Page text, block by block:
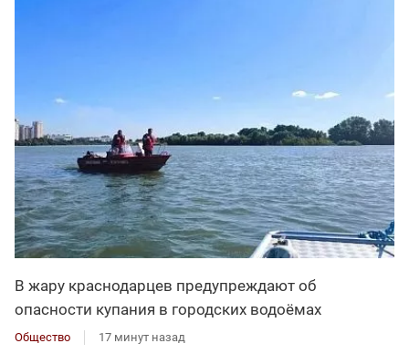
В жару краснодарцев предупреждают об
опасности купания в городских водоёмах
Общество 17 минут назад